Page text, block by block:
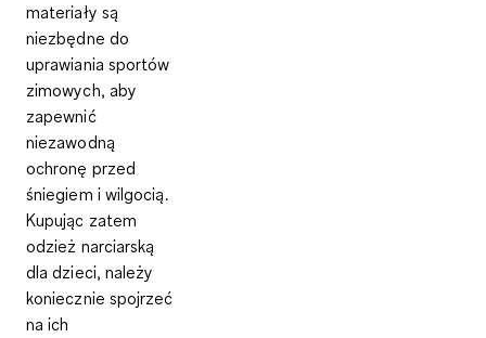
materiały są
niezbędne do
uprawiania sportów
zimowych, aby
zapewnić
niezawodną
ochronę przed
śniegiem i wilgocią.
Kupując zatem
odzież narciarską
dla dzieci, należy
koniecznie spojrzeć
na ich